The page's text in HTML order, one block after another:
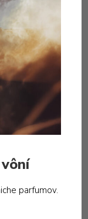
parfumov.